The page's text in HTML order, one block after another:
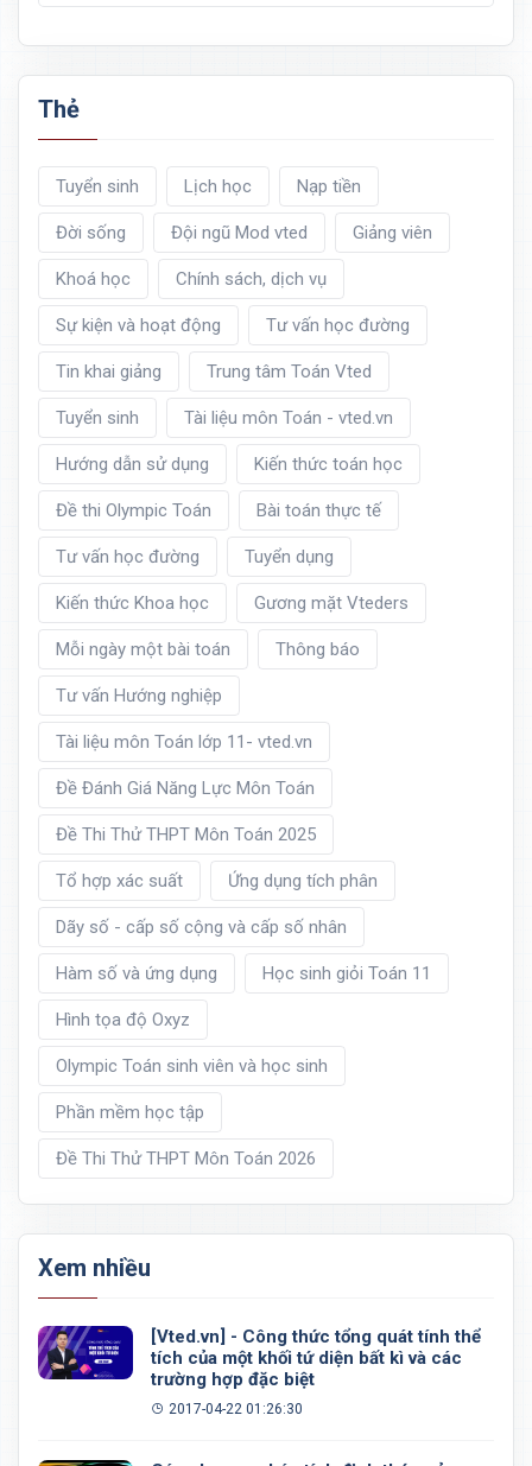
Thẻ
Tuyển sinh Lịch học Nạp tiền
Đời sống Đội ngũ Mod vted Giảng viên
Khoá học Chính sách, dịch vụ
Sự kiện và hoạt động Tư vấn học đường
Tin khai giảng Trung tâm Toán Vted
Tuyển sinh Tài liệu môn Toán - vted.vn
Hướng dẫn sử dụng Kiến thức toán học
Đề thi Olympic Toán Bài toán thực tế
Tư vấn học đường Tuyển dụng
Kiến thức Khoa học Gương mặt Vteders
Mỗi ngày một bài toán Thông báo
Tư vấn Hướng nghiệp
Tài liệu môn Toán lớp 11- vted.vn
Đề Đánh Giá Năng Lực Môn Toán
Đề Thi Thử THPT Môn Toán 2025
Tổ hợp xác suất Ứng dụng tích phân
Dãy số - cấp số cộng và cấp số nhân
Hàm số và ứng dụng Học sinh giỏi Toán 11
Hình tọa độ Oxyz
Olympic Toán sinh viên và học sinh
Phần mềm học tập
Đề Thi Thử THPT Môn Toán 2026
Xem nhiều
[Vted.vn] - Công thức tổng quát tính thể
tích của một khối tứ diện bất kì và các
trường hợp đặc biệt
2017-04-22 01:26:30